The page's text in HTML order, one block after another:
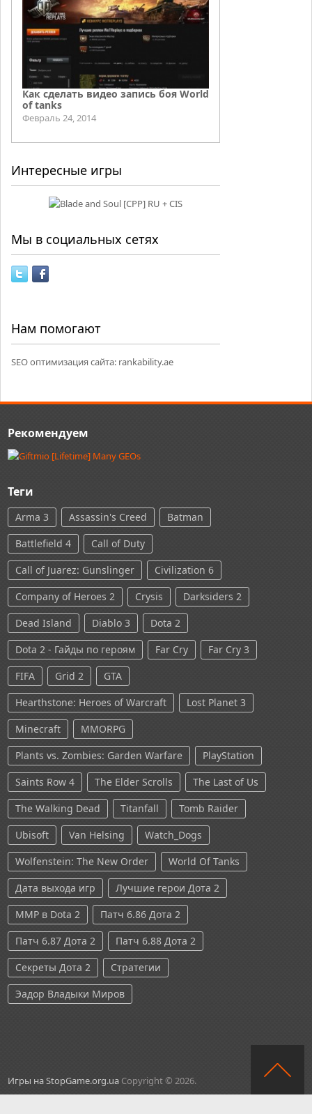
Как сделать видео запись боя World
of tanks
Февраль 24, 2014
Интересные игры
Мы в социальных сетях
Нам помогают
SEO оптимизация сайта: rankability.ae
Рекомендуем
Теги
Arma 3 Assassin's Creed
Batman
Battlefield 4
Call of Duty
Call of Juarez: Gunslinger
Civilization 6
Company of Heroes 2
Crysis
Darksiders 2
Dead Island
Diablo 3
Dota 2
Dota 2 - Гайды по героям
Far Cry
Far Cry 3
FIFA
Grid 2
GTA
Hearthstone: Heroes of Warcraft
Lost Planet 3
Minecraft
MMORPG
Plants vs. Zombies: Garden Warfare
PlayStation
Saints Row 4
The Elder Scrolls
The Last of Us
The Walking Dead
Titanfall
Tomb Raider
Ubisoft
Van Helsing
Watch_Dogs
Wolfenstein: The New Order
World Of Tanks
Дата выхода игр
Лучшие герои Дота 2
ММР в Dota 2
Патч 6.86 Дота 2
Патч 6.87 Дота 2
Патч 6.88 Дота 2
Секреты Дота 2
Стратегии
Эадор Владыки Миров
Игры на StopGame.org.ua Copyright © 2026.